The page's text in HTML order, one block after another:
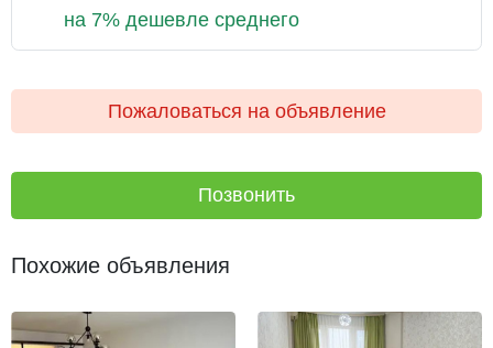
на 7% дешевле среднего
Пожаловаться на объявление
Позвонить
Похожие объявления